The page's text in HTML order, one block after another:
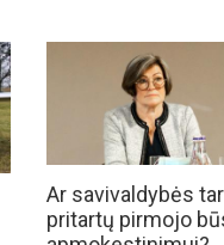
Ar savivaldybės
pritartų pirmojo